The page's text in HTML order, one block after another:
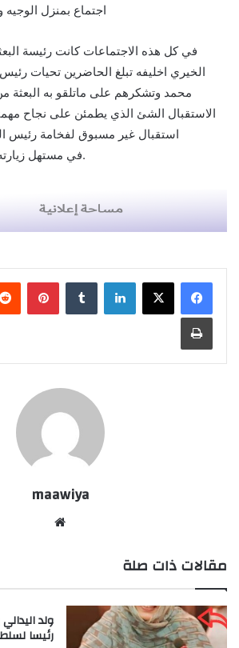
اجتماع بمنزل الوجيه
في كل هذه الاجتماعات كانت رئيسة
الخيري اخليفه تبلغ الحاضرين تحيات
محمد وتشكرهم على ماتلقو به البعثة
الاستقبال الشئ الذي يطمئن على نجاح
استقبال غير مسبوق لفخامة رئيس
25/11/2024‪ في مستهل زيارته للولاية.
لينكدإن
طباعة
maawiya
مقالات ذات صلة
ولد
رئيسا